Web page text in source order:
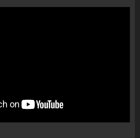
“bosen” Joana Nano për
abuzim me fondet publike dhe
pasuri të pajustifikuar